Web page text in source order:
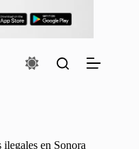
ilegales en Sonora